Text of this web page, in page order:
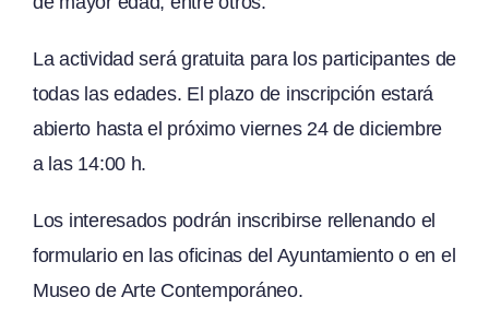
La actividad será gratuita para los participantes de
todas las edades. El plazo de inscripción estará
abierto hasta el próximo viernes 24 de diciembre
a las 14:00 h.
Los interesados podrán inscribirse rellenando el
formulario en las oficinas del Ayuntamiento o en el
Museo de Arte Contemporáneo.